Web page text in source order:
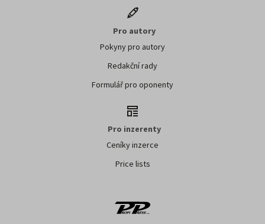
Pro autory
Pokyny pro autory
Redakční rady
Formulář pro oponenty
Pro inzerenty
Ceníky inzerce
Price lists